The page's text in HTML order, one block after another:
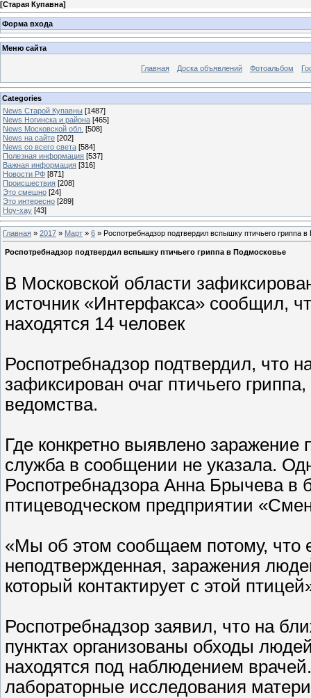
[Старая Купавна]
Форма входа
Меню сайта
Главная Доска объявлений Фотоальбом
Categories
News Старой Купавны [1487]
News Ногинска и района [465]
News Московской обл. [508]
News на сайте [202]
News со всего света [584]
Полезная информация [537]
Важная информация [316]
Новости РФ [871]
Происшествия [208]
Это смешно [24]
Это интересно [289]
Ноу-хау [43]
Главная » 2017 » Март » 6 » Роспотребнадзор подтвердил вспышку птичьего гриппа
Роспотребнадзор подтвердил вспышку птичьего гриппа в Подмосковье
В Московской области
источник «Интерфакса» сообщил,
находятся 14 человек
Роспотребнадзор подтвердил, что
зафиксирован очаг птичьего
ведомства.
Где конкретно выявлено
служба в сообщении не указала.
Роспотребнадзора Анна Брычева в
птицеводческом предприятии
«Мы об этом сообщаем потому, что
неподтвержденная, заражения
который контактирует с этой
Роспотребнадзор заявил, что на
пунктах организованы обходы
находятся под наблюдением
лабораторные исследования